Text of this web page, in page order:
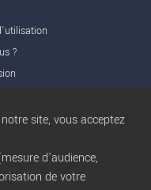
?
site, vous acceptez
d'audience,
de votre